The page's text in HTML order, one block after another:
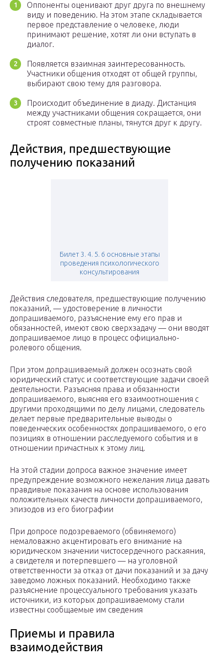
Оппоненты оценивают друг друга по внешнему
виду и поведению. На этом этапе складывается
первое представление о человеке, люди
принимают решение, хотят ли они вступать в
диалог.
Появляется взаимная заинтересованность.
Участники общения отходят от общей группы,
выбирают свою тему для разговора.
Происходит объединение в диаду. Дистанция
между участниками общения сокращается, они
строят совместные планы, тянутся друг к другу.
Действия, предшествующие
получению показаний
Билет 3. 4. 5. 6 основные этапы
проведения психологического
консультирования
Действия следователя, предшествующие получению
показаний, — удостоверение в личности
допрашиваемого, разъяснение ему его прав и
обязанностей, имеют свою сверхзадачу — они вводят
допрашиваемое лицо в процесс официально-
ролевого общения.
При этом допрашиваемый должен осознать свой
юридический статус и соответствующие задачи своей
деятельности. Разъясняя права и обязанности
допрашиваемого, выясняя его взаимоотношения с
другими проходящими по делу лицами, следователь
делает первые предварительные выводы о
поведенческих особенностях допрашиваемого, о его
позициях в отношении расследуемого события и в
отношении причастных к этому лиц.
На этой стадии допроса важное значение имеет
предупреждение возможного нежелания лица давать
правдивые показания на основе использования
положительных качеств личности допрашиваемого,
эпизодов из его биографии
При допросе подозреваемого (обвиняемого)
немаловажно акцентировать его внимание на
юридическом значении чистосердечного раскаяния,
а свидетеля и потерпевшего — на уголовной
ответственности за отказ от дачи показаний и за дачу
заведомо ложных показаний. Необходимо также
разъяснение процессуального требования указать
источники, из которых допрашиваемому стали
известны сообщаемые им сведения
Приемы и правила
взаимодействия